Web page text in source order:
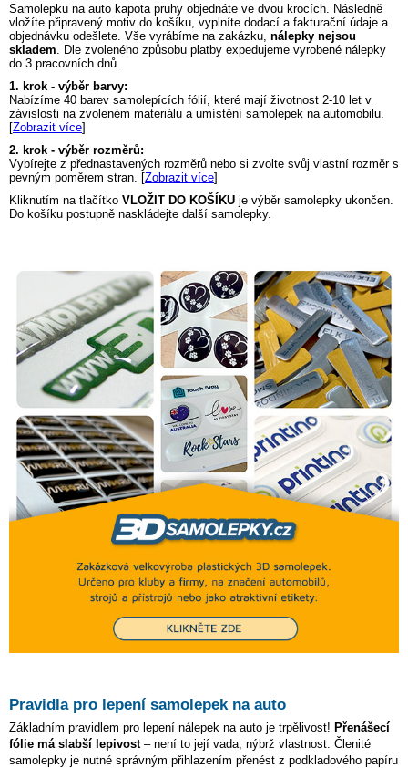
Samolepku na auto kapota pruhy objednáte ve dvou krocích. Následně
vložíte připravený motiv do košíku, vyplníte dodací a fakturační údaje a
objednávku odešlete. Vše vyrábíme na zakázku, nálepky nejsou
skladem . Dle zvoleného způsobu platby expedujeme vyrobené nálepky
do 3 pracovních dnů.
1. krok - výběr barvy:
Nabízíme 40 barev samolepících fólií, které mají životnost 2-10 let v
závislosti na zvoleném materiálu a umístění samolepek na automobilu.
[Zobrazit více]
2. krok - výběr rozměrů:
Vybírejte z přednastavených rozměrů nebo si zvolte svůj vlastní rozměr s
pevným poměrem stran. [Zobrazit více]
Kliknutím na tlačítko VLOŽIT DO KOŠÍKU je výběr samolepky ukončen.
Do košíku postupně naskládejte další samolepky.
Pravidla pro lepení samolepek na auto
Základním pravidlem pro lepení nálepek na auto je trpělivost! Přenášecí
fólie má slabší lepivost– není to její vada, nýbrž vlastnost. Členité
samolepky je nutné správným přihlazením přenést z podkladového papíru